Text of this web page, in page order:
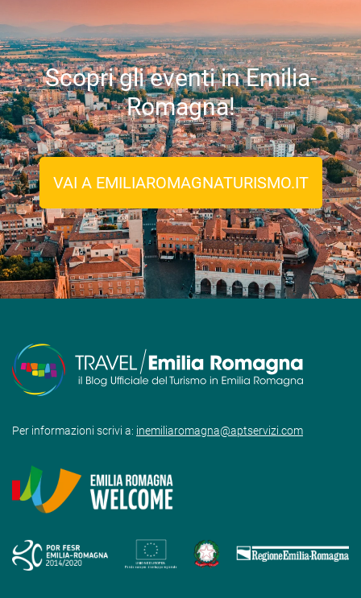
Scopri gli eventi in Emilia-
Romagna!
VAI A EMILIAROMAGNATURISMO.IT
Per informazioni scrivi a: inemiliaromagna@aptservizi.com